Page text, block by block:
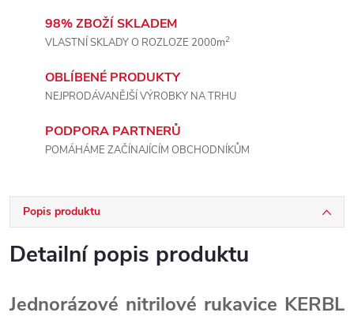
98% ZBOŽÍ SKLADEM
VLASTNÍ SKLADY O ROZLOZE 2000m2
OBLÍBENÉ PRODUKTY
NEJPRODÁVANĚJŠÍ VÝROBKY NA TRHU
PODPORA PARTNERŮ
POMÁHÁME ZAČÍNAJÍCÍM OBCHODNÍKŮM
Popis produktu
Detailní popis produktu
Jednorázové nitrilové rukavice KERBL